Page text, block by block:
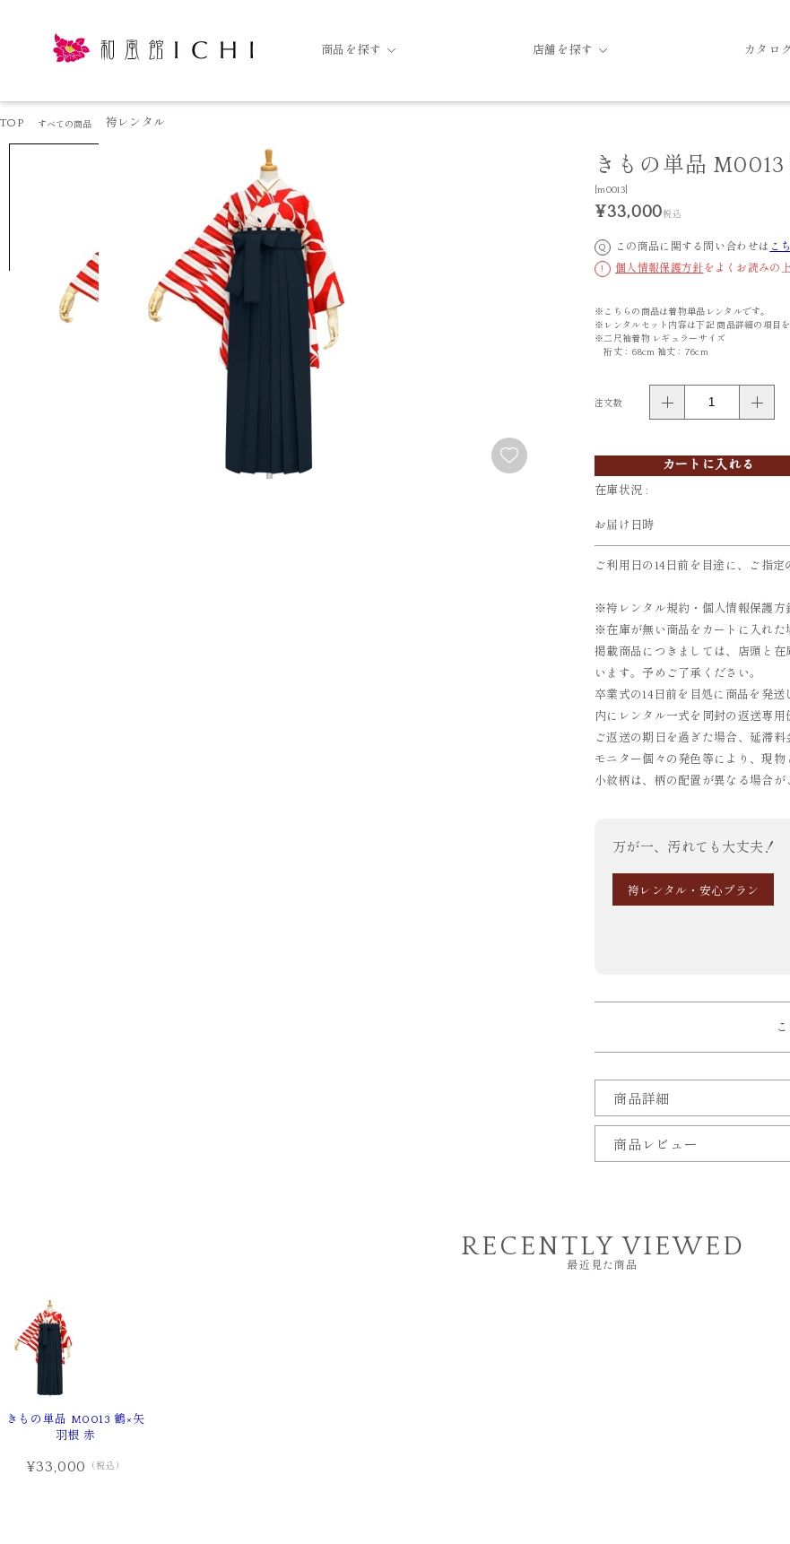
商品を探す
HAKAMA
RENTAL
FURISODE
振袖 浴衣
店舗を探す カタログ
TOP すべての商品 袴レンタル
きもの単品
[m0013]
¥33,000税込
Q この商品に関する問い合わせは こ
! 個人情報保護方針をよくお読みの
※こちらの商品は着物単品レンタルです。
※レンタルセット内容は下記 商品詳細の項目を
※二尺袖着物 レギュラーサイズ
裄丈：68cm 袖丈：76cm
注文数
カートに入れる
在庫状況 :
お届け日時
ご利用日の14日前を目途に、ご指定
※袴レンタル規約・個人情報保護方
※在庫が無い商品をカートに入れた
掲載商品につきましては、店頭と
います。予めご了承ください。
卒業式の14日前を目処に商品を発
内にレンタル一式を同封の返送専用
ご返送の期日を過ぎた場合、延滞
モニター個々の発色等により、現物
小紋柄は、柄の配置が異なる場合が
万が一、汚れても大丈夫！
袴レンタル・安心プラン
商品詳細
商品レビュー
RECENTLY VIEWED
最近見た商品
きもの単品 M0013 鶴×矢
羽根 赤
¥33,000 （税込）